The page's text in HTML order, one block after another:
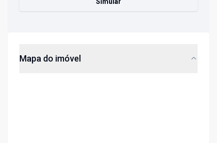
Simular
Mapa do imóvel